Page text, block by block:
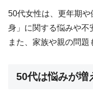
50代女性は、更年期
身」に関する悩みや不
また、家族や親の問題
50代は悩みが増